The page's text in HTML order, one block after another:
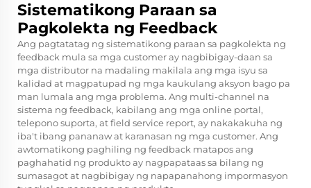
Sistematikong Paraan sa
Pagkolekta ng Feedback
Ang pagtatatag ng sistematikong paraan sa pagkolekta ng
feedback mula sa mga customer ay nagbibigay-daan sa
mga distributor na madaling makilala ang mga isyu sa
kalidad at magpatupad ng mga kaukulang aksyon bago pa
man lumala ang mga problema. Ang multi-channel na
sistema ng feedback, kabilang ang mga online portal,
telepono suporta, at field service report, ay nakakakuha ng
iba't ibang pananaw at karanasan ng mga customer. Ang
awtomatikong paghiling ng feedback matapos ang
paghahatid ng produkto ay nagpapataas sa bilang ng
sumasagot at nagbibigay ng napapanahong impormasyon